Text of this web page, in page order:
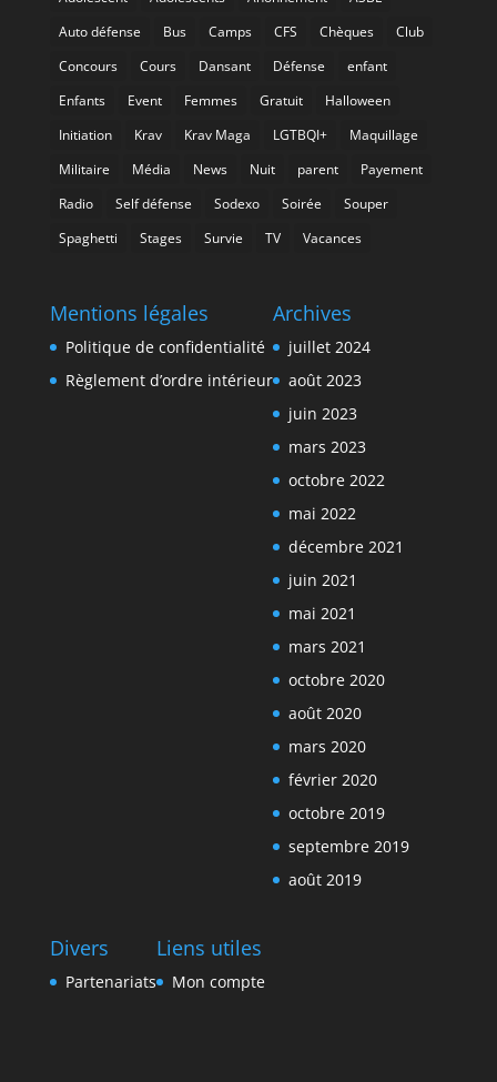
Auto défense
Bus Camps CFS Chèques
Club
Concours
Cours Dansant Défense
enfant
Enfants
Event Femmes Gratuit
Halloween
Initiation
Krav Krav Maga LGTBQI+
Maquillage
Militaire
Média News Nuit parent
Payement
Radio
Self défense Sodexo Soirée
Souper
Spaghetti
Stages Survie TV Vacances
Mentions légales
Politique de confidentialité
Règlement d’ordre intérieur
Archives
juillet 2024
août 2023
juin 2023
mars 2023
octobre 2022
mai 2022
décembre 2021
juin 2021
mai 2021
mars 2021
octobre 2020
août 2020
mars 2020
février 2020
octobre 2019
septembre 2019
août 2019
Divers
Partenariats
Liens utiles
Mon compte